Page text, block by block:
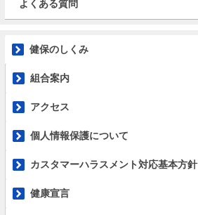
よくある質問
健保のしくみ
組合案内
アクセス
個人情報保護について
カスタマーハラスメント対応基本方針
健康宣言